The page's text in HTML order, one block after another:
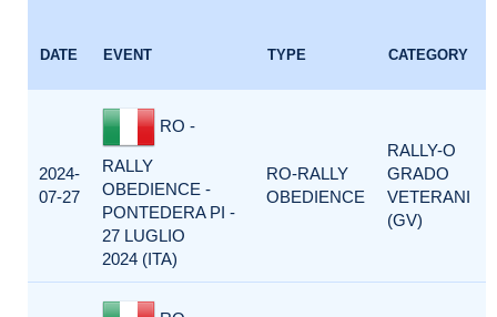
DATE EVENT TYPE CATEGORY
2024-
07-27
RO -
RALLY
OBEDIENCE -
PONTEDERA PI -
27 LUGLIO
2024 (ITA)
RO-RALLY
OBEDIENCE
RALLY-O
GRADO
VETERANI
(GV)